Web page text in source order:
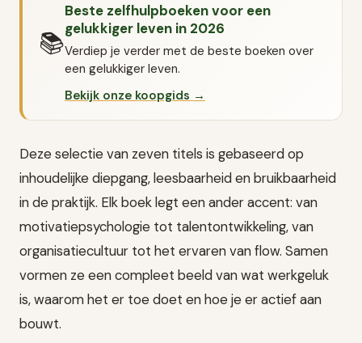
📚
Beste zelfhulpboeken voor een
gelukkiger leven in 2026
Verdiep je verder met de beste boeken over
een gelukkiger leven.
Bekijk onze koopgids →
Deze selectie van zeven titels is gebaseerd op
inhoudelijke diepgang, leesbaarheid en bruikbaarheid
in de praktijk. Elk boek legt een ander accent: van
motivatiepsychologie tot talentontwikkeling, van
organisatiecultuur tot het ervaren van flow. Samen
vormen ze een compleet beeld van wat werkgeluk
is, waarom het er toe doet en hoe je er actief aan
bouwt.